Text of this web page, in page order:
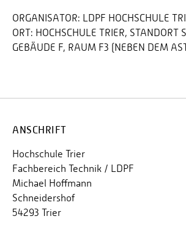
ORGANISATOR: LDPF HOCHSCHULE
ORT: HOCHSCHULE TRIER, STANDORT
GEBÄUDE F, RAUM F3 (NEBEN DEM
ANSCHRIFT
Hochschule Trier
Fachbereich Technik / LDPF
Michael Hoffmann
Schneidershof
54293 Trier